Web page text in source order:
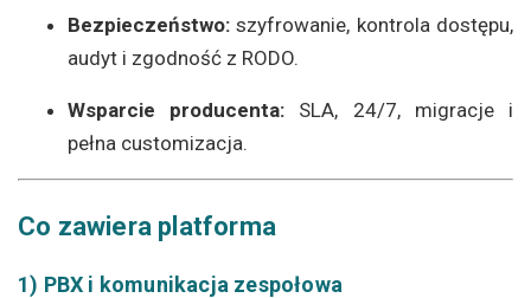
Bezpieczeństwo: szyfrowanie, kontrola dostępu,
audyt i zgodność z RODO.
Wsparcie producenta: SLA, 24/7, migracje i
pełna customizacja.
Co zawiera platforma
1) PBX i komunikacja zespołowa